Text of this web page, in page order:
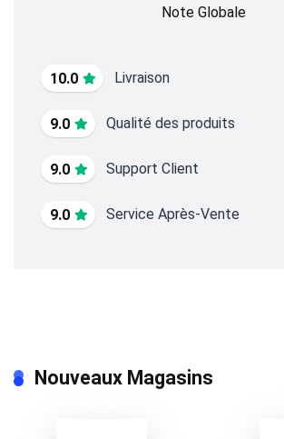
10.0 Livraison
9.0 Qualité des produits
9.0 Support Client
9.0 Service Après-Vente
Note Globale
Nouveaux Magasins